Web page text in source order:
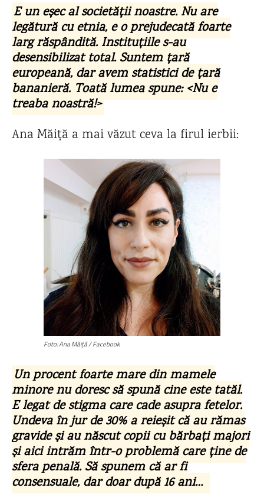
E un eșec al societății noastre. Nu are
legătură cu etnia, e o prejudecată foarte
larg răspândită. Instituțiile s-au
desensibilizat total. Suntem țară
europeană, dar avem statistici de țară
bananieră. Toată lumea spune: <Nu e
treaba noastră!>
Ana Măiță a mai văzut ceva la firul ierbii:
Foto: Ana Măiță / Facebook
Un procent foarte mare din mamele
minore nu doresc să spună cine este tatăl.
E legat de stigma care cade asupra fetelor.
Undeva în jur de 30% a reieșit că au rămas
gravide și au născut copii cu bărbați majori
și aici intrăm într-o problemă care ține de
sfera penală. Să spunem că ar fi
consensuale, dar doar după 16 ani…